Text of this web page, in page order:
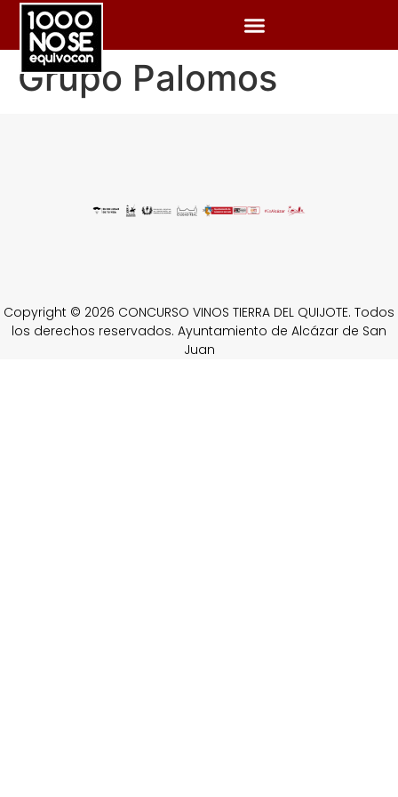
Grupo Palomos
Copyright © 2026 CONCURSO VINOS TIERRA DEL QUIJOTE. Todos
los derechos reservados. Ayuntamiento de Alcázar de San
Juan